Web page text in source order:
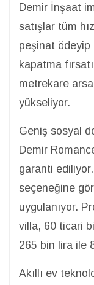
Demir İnşaat
satışlar tüm
peşinat ödeyip
kapatma
metrekare
yükseliyor.
Geniş sosyal
Demir
garanti
seçeneğine
uygulanıyor.
villa, 60 ticari
265 bin lira ile
Akıllı ev